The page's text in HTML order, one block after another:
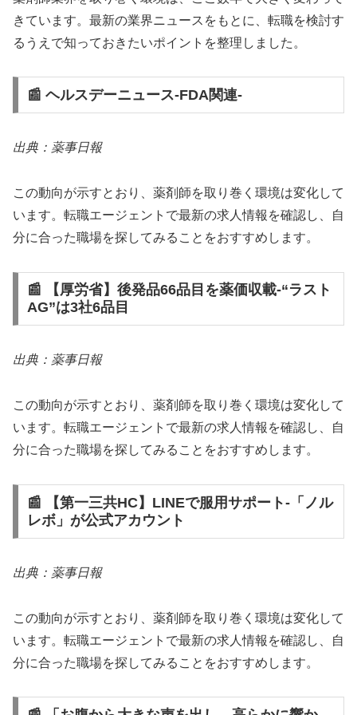
きています。最新の業界ニュースをもとに、転職を検討す
るうえで知っておきたいポイントを整理しました。
📰 ヘルスデーニュース‐FDA関連‐
出典：薬事日報
この動向が示すとおり、薬剤師を取り巻く環境は変化して
います。転職エージェントで最新の求人情報を確認し、自
分に合った職場を探してみることをおすすめします。
📰 【厚労省】後発品66品目を薬価収載‐“ラスト
AG”は3社6品目
出典：薬事日報
この動向が示すとおり、薬剤師を取り巻く環境は変化して
います。転職エージェントで最新の求人情報を確認し、自
分に合った職場を探してみることをおすすめします。
📰 【第一三共HC】LINEで服用サポート‐「ノル
レボ」が公式アカウント
出典：薬事日報
この動向が示すとおり、薬剤師を取り巻く環境は変化して
います。転職エージェントで最新の求人情報を確認し、自
分に合った職場を探してみることをおすすめします。